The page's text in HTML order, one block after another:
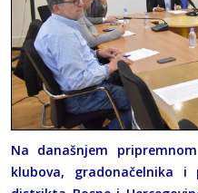
Na današnjem
klubova, gradonačelnika i